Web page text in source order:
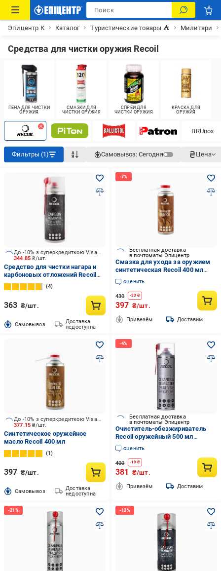
Эпицентр К Каталог Туристические товары ⛺ Милитари
Средства для чистки оружия Recoil
ПЕНА ДЛЯ ЧИСТКИ
ОРУЖИЯ
СМАЗКИ ДЛЯ
ЧИСТКИ ОРУЖИЯ
СПРЕИ ДЛЯ
ЧИСТКИ ОРУЖИЯ
КРАСКА ДЛЯ
ОРУЖИЯ
BRUnox
Фильтры (1) Самовывоз: Сегодня Цена
344.85₴/шт.
До -10% з суперкредиткою Visa Вигода
Средство для чистки нагара и
карбоновых отложений Recoil
400 мл
4
363 ₴/шт.
Cамовывоз
Доставка
недоступна
Бесплатная доставка
в почтоматы Эпицентр
Смазка для ухода за оружием
синтетическая Recoil 400 мл
(26717780)
оценить
430 -33 ₴
397 ₴/шт.
Привезём Доставим
377.15₴/шт.
До -10% з суперкредиткою Visa Вигода
Синтетическое оружейное
масло Recoil 400 мл
1
397 ₴/шт.
Cамовывоз
Доставка
недоступна
Бесплатная доставка
в почтоматы Эпицентр
Очиститель-обезжириватель
Recoil оружейный 500 мл
(HAM001)
оценить
400 -19 ₴
381 ₴/шт.
Привезём Доставим